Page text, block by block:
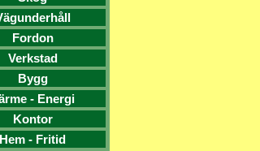
Fordon
Verkstad
Bygg
- Energi
Kontor
Hem - Fritid